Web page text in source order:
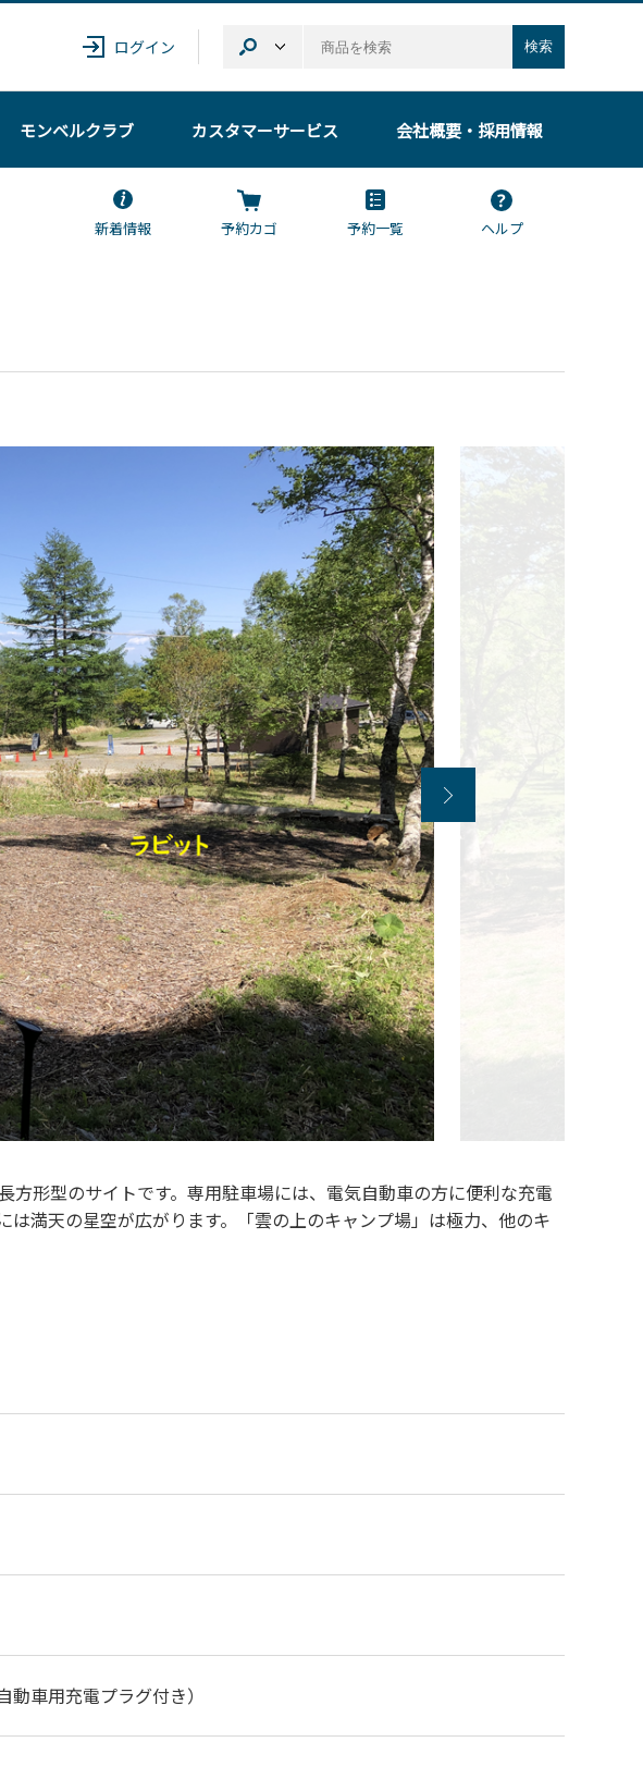
ログイン 検索
モンベルクラブ カスタマーサービス 会社概要・採用情報
新着情報 予約カゴ 予約一覧
ヘルプ
形型のサイトです。専用駐車場には、電気自動車の方に便利な充電
満天の星空が広がります。「雲の上のキャンプ場」は極力、他のキ
車用充電プラグ付き）